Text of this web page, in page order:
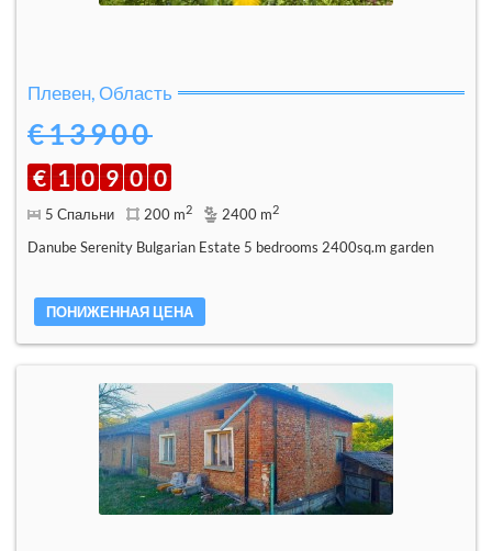
Плевен, Область
€13900
€ 1 0 9 0 0
5 Спальни 200 m2 2400 m2
Danube Serenity Bulgarian Estate 5 bedrooms 2400sq.m garden
ПОНИЖЕННАЯ ЦЕНА